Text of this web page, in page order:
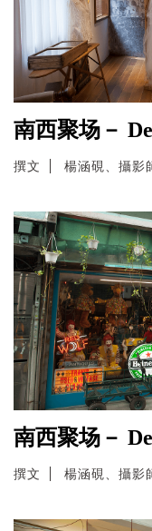
南西聚场－
撰文 楊涵硯、攝影
南西聚场－
撰文 楊涵硯、攝影